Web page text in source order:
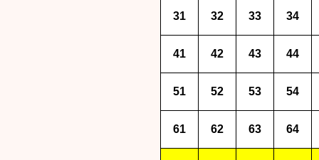
31 32 33 34
41 42 43 44
51 52 53 54
61 62 63 64